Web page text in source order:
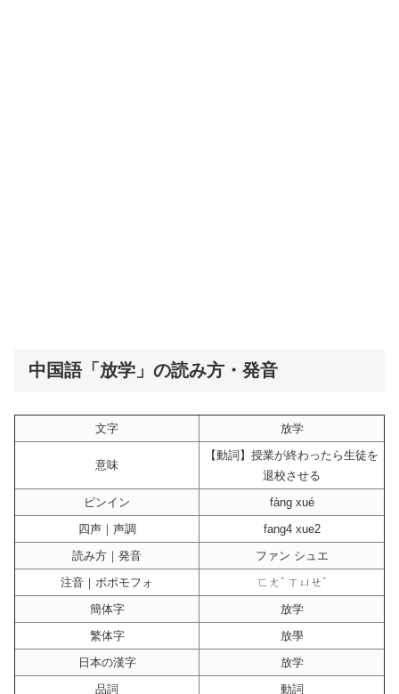
中国語「放学」の読み方・発音
文字 放学
意味
【動詞】授業が終わったら生徒を
退校させる
ピンイン
fàng xué
四声｜声調
fang4 xue2
読み方｜発音
ファン シュエ
注音｜ボポモフォ
ㄈㄤˋ ㄒㄩㄝˊ
簡体字
放学
繁体字
放學
日本の漢字
放学
品詞
動詞